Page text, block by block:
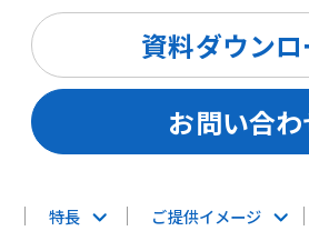
資料ダウンロ
お問い合わ
特長 ご提供イメージ